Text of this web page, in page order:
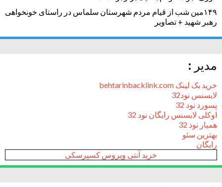
۱۴۹مین شب از قیام مردم شهرستان سلماس در راستای خونخواهی
رهبر شهید + تصاویر
مدیر :
خرید بک لینک behtarinbacklink.com
لایسنس نود32
پسورد نود 32
اوکلی لایسنس رایگان نود 32
همیار نود 32
بهترین سئو
رایگان
خرید آنتی ویروس کسپرسکی